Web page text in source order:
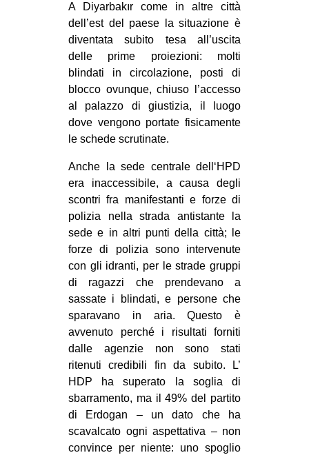
GENERI
MIGRAZIONI
PRECARIATO
REPRESSIONE
STUDENTI
CULTURE
CINEMA
MANIFESTI
MUSICA
RECENSIONI
INTERNAZIONALE
AFRICA
AMERICHE
ESTREMO ORIENTE
MEDIO ORIENTE
MONDO
EVENTI
A Diyarbakır come in altre città
dell’est del paese la situazione è
diventata subito tesa all’uscita
delle prime proiezioni: molti
blindati in circolazione, posti di
blocco ovunque, chiuso l’accesso
al palazzo di giustizia, il luogo
dove vengono portate fisicamente
le schede scrutinate.
Anche la sede centrale dell‘HPD
era inaccessibile, a causa degli
scontri fra manifestanti e forze di
polizia nella strada antistante la
sede e in altri punti della città; le
forze di polizia sono intervenute
con gli idranti, per le strade gruppi
di ragazzi che prendevano a
sassate i blindati, e persone che
sparavano in aria. Questo è
avvenuto perché i risultati forniti
dalle agenzie non sono stati
ritenuti credibili fin da subito. L’
HDP ha superato la soglia di
sbarramento, ma il 49% del partito
di Erdogan – un dato che ha
scavalcato ogni aspettativa – non
convince per niente: uno spoglio